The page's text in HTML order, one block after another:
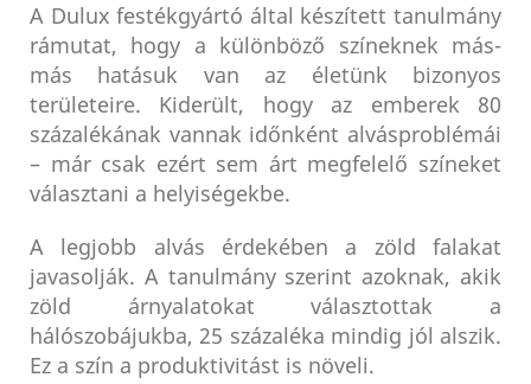
A Dulux festékgyártó által készített tanulmány
rámutat, hogy a különböző színeknek más-
más hatásuk van az életünk bizonyos
területeire. Kiderült, hogy az emberek 80
százalékának vannak időnként alvásproblémái
– már csak ezért sem árt megfelelő színeket
választani a helyiségekbe.
A legjobb alvás érdekében a zöld falakat
javasolják. A tanulmány szerint azoknak, akik
zöld árnyalatokat választottak a
hálószobájukba, 25 százaléka mindig jól alszik.
Ez a szín a produktivitást is növeli.